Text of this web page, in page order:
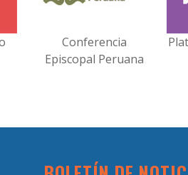
Conferencia
Episcopal Peruana